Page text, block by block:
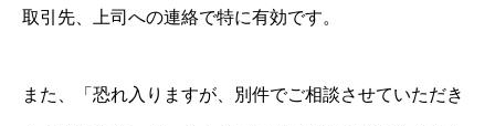
取引先、上司への連絡で特に有効です。
また、「恐れ入りますが、別件でご相談させていただき